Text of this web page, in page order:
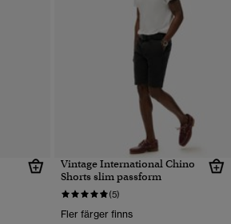
Vintage International Chino
Shorts slim passform
(5)
Fler färger finns